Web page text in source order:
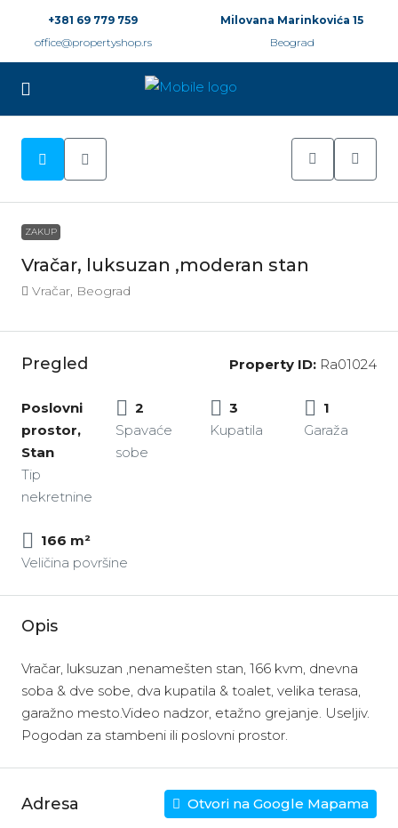
+381 69 779 759
office@propertyshop.rs
Milovana Marinkovića 15
Beograd
ZAKUP
Vračar, luksuzan ,moderan stan
Vračar, Beograd
Pregled Property ID: Ra01024
Poslovni
prostor,
Stan
Tip
nekretnine
2
Spavaće
sobe
3
Kupatila
1
Garaža
166 m²
Veličina površine
Opis
Vračar, luksuzan ,nenamešten stan, 166 kvm, dnevna
soba & dve sobe, dva kupatila & toalet, velika terasa,
garažno mesto.Video nadzor, etažno grejanje. Useljiv.
Pogodan za stambeni ili poslovni prostor.
Adresa Otvori na Google Mapama